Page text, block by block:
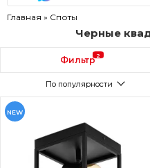
Главная » Споты
Черные
Фильтр 2
По популярности
NEW